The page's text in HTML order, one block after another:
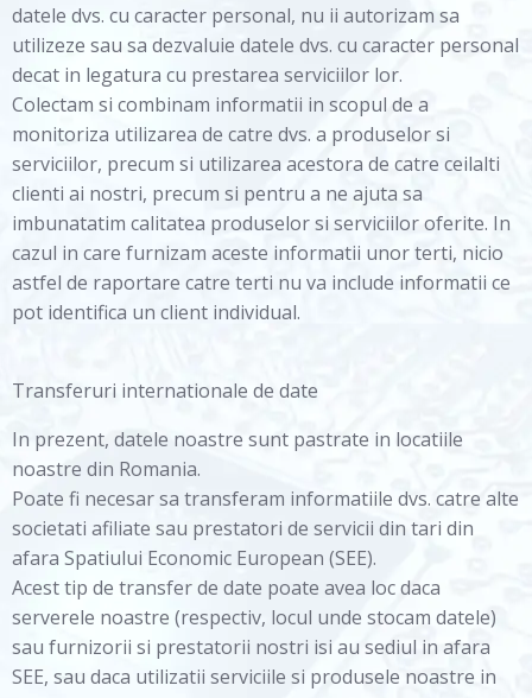
datele dvs. cu caracter personal, nu ii autorizam sa
utilizeze sau sa dezvaluie datele dvs. cu caracter personal
decat in legatura cu prestarea serviciilor lor.
Colectam si combinam informatii in scopul de a
monitoriza utilizarea de catre dvs. a produselor si
serviciilor, precum si utilizarea acestora de catre ceilalti
clienti ai nostri, precum si pentru a ne ajuta sa
imbunatatim calitatea produselor si serviciilor oferite. In
cazul in care furnizam aceste informatii unor terti, nicio
astfel de raportare catre terti nu va include informatii ce
pot identifica un client individual.
Transferuri internationale de date
In prezent, datele noastre sunt pastrate in locatiile
noastre din Romania.
Poate fi necesar sa transferam informatiile dvs. catre alte
societati afiliate sau prestatori de servicii din tari din
afara Spatiului Economic European (SEE).
Acest tip de transfer de date poate avea loc daca
serverele noastre (respectiv, locul unde stocam datele)
sau furnizorii si prestatorii nostri isi au sediul in afara
SEE, sau daca utilizatii serviciile si produsele noastre in